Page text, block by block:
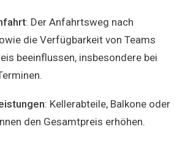
: Der Anfahrtsweg nach
die Verfügbarkeit von Teams
beeinflussen, insbesondere bei
: Kellerabteile, Balkone oder
den Gesamtpreis erhöhen.